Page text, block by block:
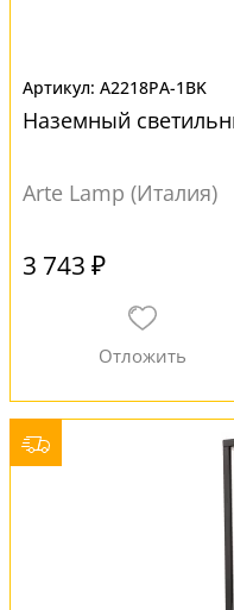
A2218PA-1BK
Наземный
Arte Lamp (Италия)
3 743 ₽